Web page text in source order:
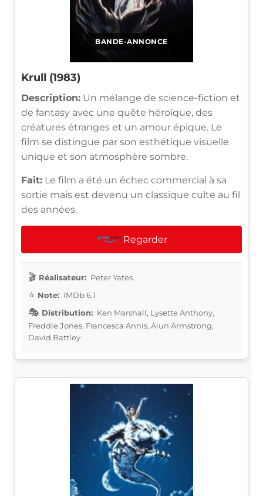
BANDE-ANNONCE
Krull (1983)
Description: Un mélange de science-fiction et
de fantasy avec une quête héroïque, des
créatures étranges et un amour épique. Le
film se distingue par son esthétique visuelle
unique et son atmosphère sombre.
Fait: Le film a été un échec commercial à sa
sortie mais est devenu un classique culte au fil
des années.
Regarder
Réalisateur: Peter Yates
Note: IMDb 6.1
Distribution: Ken Marshall, Lysette Anthony,
Freddie Jones, Francesca Annis, Alun Armstrong,
David Battley